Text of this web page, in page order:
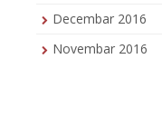
Decembar 2016
Novembar 2016